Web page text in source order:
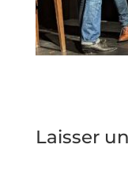
Laisser